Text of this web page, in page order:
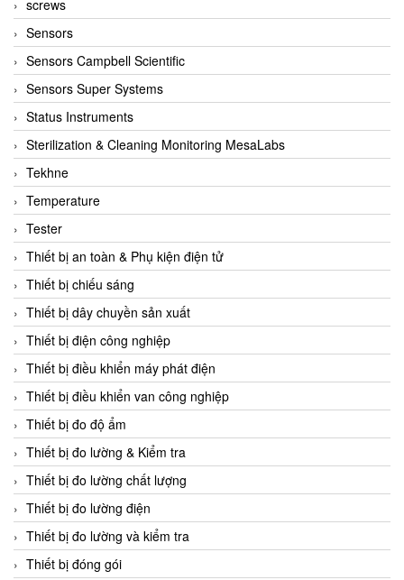
Calectro
Campbell Scientific
Canneed Vietnam
Cantoni
CAPS
CAREL Parts
CCS
CD Automation
CEAG Sicherheitst
CEIA Vietnam
Celduc Vietnam
Cemb
Centec GmbH
CEQUBE
CHAUVIN ARNOUX
Checkline
Chino
Chiyoda Seiki
Chiyoda-Tsusho
Chongqing Huaneng
screws
Sensors
Sensors Campbell Scientific
Sensors Super Systems
Status Instruments
Sterilization & Cleaning Monitoring MesaLabs
Tekhne
Temperature
Tester
Thiết bị an toàn & Phụ kiện điện tử
Thiết bị chiếu sáng
Thiết bị dây chuyền sản xuất
Thiết bị điện công nghiệp
Thiết bị điều khiển máy phát điện
Thiết bị điều khiển van công nghiệp
Thiết bị đo độ ẩm
Thiết bị đo lường & Kiểm tra
Thiết bị đo lường chất lượng
Thiết bị đo lường điện
Thiết bị đo lường và kiểm tra
Thiết bị đóng gói